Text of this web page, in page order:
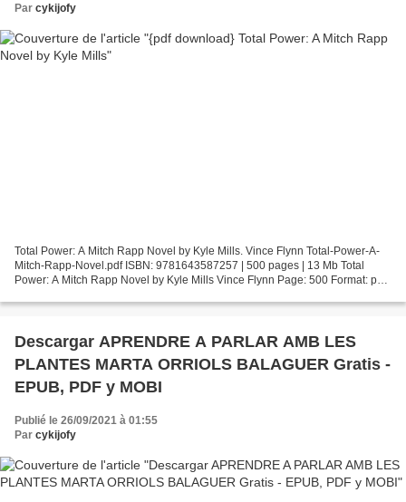
Par cykijofy
Total Power: A Mitch Rapp Novel by Kyle Mills. Vince Flynn Total-Power-A-
Mitch-Rapp-Novel.pdf ISBN: 9781643587257 | 500 pages | 13 Mb Total
Power: A Mitch Rapp Novel by Kyle Mills Vince Flynn Page: 500 Format: pdf,
Descargar APRENDRE A PARLAR AMB LES
PLANTES MARTA ORRIOLS BALAGUER Gratis -
EPUB, PDF y MOBI
Publié le 26/09/2021 à 01:55
Par cykijofy